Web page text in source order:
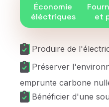
Économie
éléctriques
et
Produire de
Préserver
emprunte carbone
Bénéficier d'une